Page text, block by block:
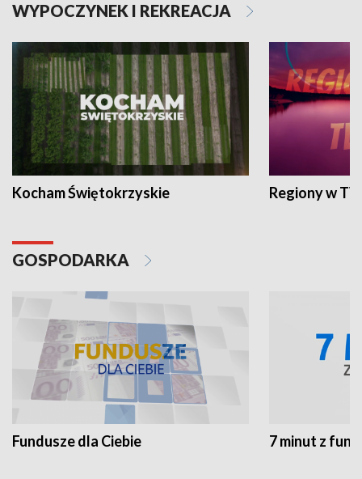
WYPOCZYNEK I REKREACJA
Kocham Świętokrzyskie Regiony w
GOSPODARKA
Fundusze dla Ciebie 7 minut z